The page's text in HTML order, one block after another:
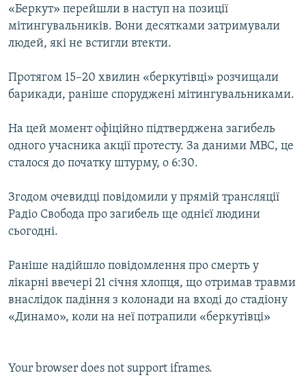
Усі сайти RFE/RL
«Беркут» перейшли в наступ на позиції
мітингувальників. Вони десятками затримували
людей, які не встигли втекти.
Протягом 15–20 хвилин «беркутівці» розчищали
барикади, раніше споруджені мітингувальниками.
На цей момент офіційно підтверджена загибель
одного учасника акції протесту. За даними МВС, це
сталося до початку штурму, о 6:30.
Згодом очевидці повідомили у прямій трансляції
Радіо Свобода про загибель ще однієї людини
сьогодні.
Раніше надійшло повідомлення про смерть у
лікарні ввечері 21 січня хлопця, що отримав травми
внаслідок падіння з колонади на вході до стадіону
«Динамо», коли на неї потрапили «беркутівці»
Your browser does not support iframes.